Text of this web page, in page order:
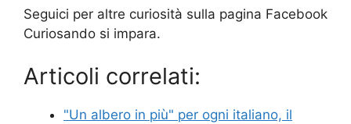
Seguici per altre curiosità sulla pagina Facebook
Curiosando si impara.
Articoli correlati:
"Un albero in più" per ogni italiano, il